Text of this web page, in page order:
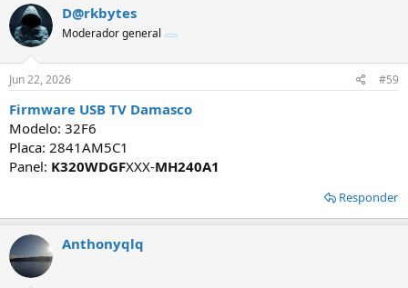
D@rkbytes
Moderador general
Jun 22, 2026 #59
Firmware USB TV Damasco
Modelo: 32F6
Placa: 2841AM5C1
Panel: K320WDGFXXX-MH240A1
Responder
Anthonyqlq